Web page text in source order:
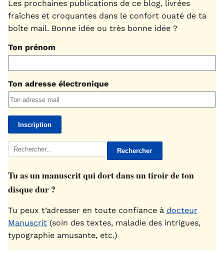
Les prochaines publications de ce blog, livrées
fraîches et croquantes dans le confort ouaté de ta
boîte mail. Bonne idée ou très bonne idée ?
Ton prénom
Ton adresse électronique
Rechercher :
Tu as un manuscrit qui dort dans un tiroir de ton
disque dur ?
Tu peux t’adresser en toute confiance à docteur
Manuscrit (soin des textes, maladie des intrigues,
typographie amusante, etc.)